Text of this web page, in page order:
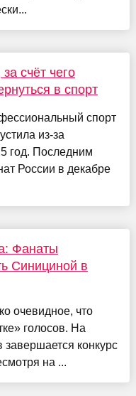
счёт чего
в спорт
спорт
из-за
год. Последним
России в декабре
Фанаты
Синициной в
очевидное, что
голосов. На
конкурс
на ...